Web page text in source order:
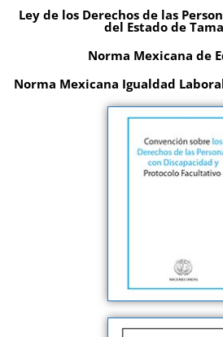
Ley de los Derechos de las
del Estado de
Norma Mexicana de
Norma Mexicana Igualdad